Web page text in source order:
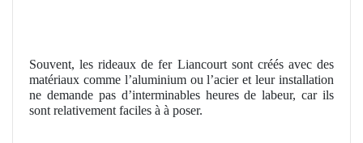
Souvent, les rideaux de fer Liancourt sont créés avec des
matériaux comme l’aluminium ou l’acier et leur installation
ne demande pas d’interminables heures de labeur, car ils
sont relativement faciles à à poser.